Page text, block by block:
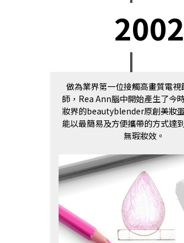
2002
做為業界第一位接觸高畫質電視
師，Rea Ann腦中開始產生了今
妝界的beautyblender原創美妝
能以最簡易及方便攜帶的方式達
無瑕妝效。